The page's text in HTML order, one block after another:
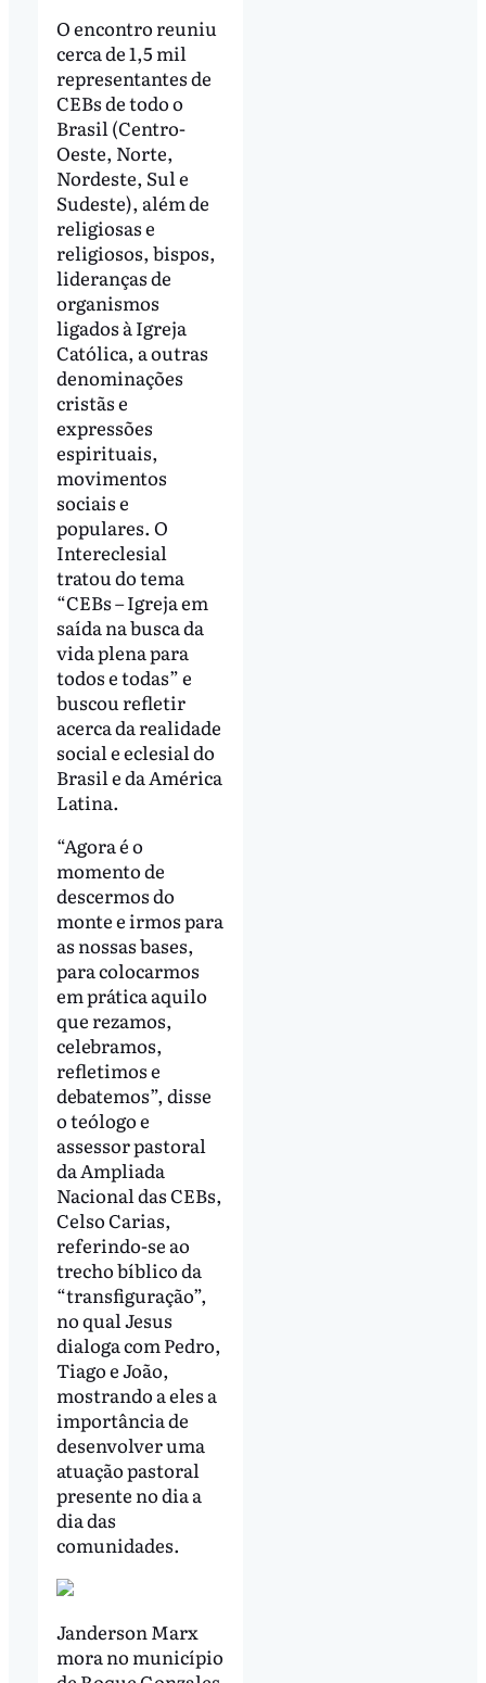
O encontro reuniu
cerca de 1,5 mil
representantes de
CEBs de todo o
Brasil (Centro-
Oeste, Norte,
Nordeste, Sul e
Sudeste), além de
religiosas e
religiosos, bispos,
lideranças de
organismos
ligados à Igreja
Católica, a outras
denominações
cristãs e
expressões
espirituais,
movimentos
sociais e
populares. O
Intereclesial
tratou do tema
“CEBs – Igreja em
saída na busca da
vida plena para
todos e todas” e
buscou refletir
acerca da realidade
social e eclesial do
Brasil e da América
Latina.
“Agora é o
momento de
descermos do
monte e irmos para
as nossas bases,
para colocarmos
em prática aquilo
que rezamos,
celebramos,
refletimos e
debatemos”, disse
o teólogo e
assessor pastoral
da Ampliada
Nacional das CEBs,
Celso Carias,
referindo-se ao
trecho bíblico da
“transfiguração”,
no qual Jesus
dialoga com Pedro,
Tiago e João,
mostrando a eles a
importância de
desenvolver uma
atuação pastoral
presente no dia a
dia das
comunidades.
Janderson Marx
mora no município